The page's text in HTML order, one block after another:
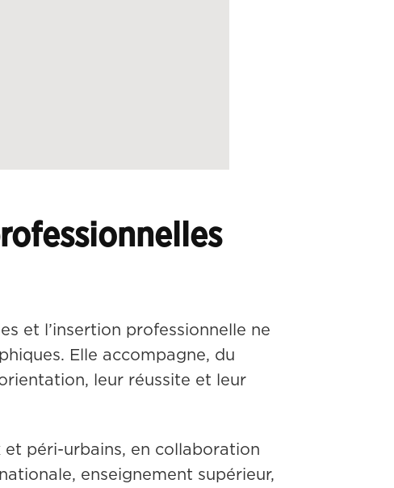
et l’insertion professionnelle ne
Elle accompagne, du
leur réussite et leur
péri-urbains, en collaboration
enseignement supérieur,